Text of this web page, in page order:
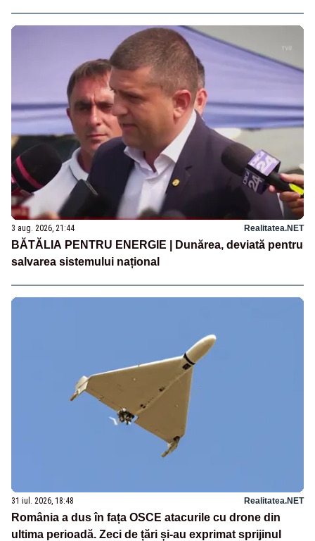
3 aug. 2026, 21:44 Realitatea.NET
BĂTĂLIA PENTRU ENERGIE | Dunărea, deviată pentru
salvarea sistemului național
31 iul. 2026, 18:48 Realitatea.NET
România a dus în fața OSCE atacurile cu drone din
ultima perioadă. Zeci de țări și-au exprimat sprijinul